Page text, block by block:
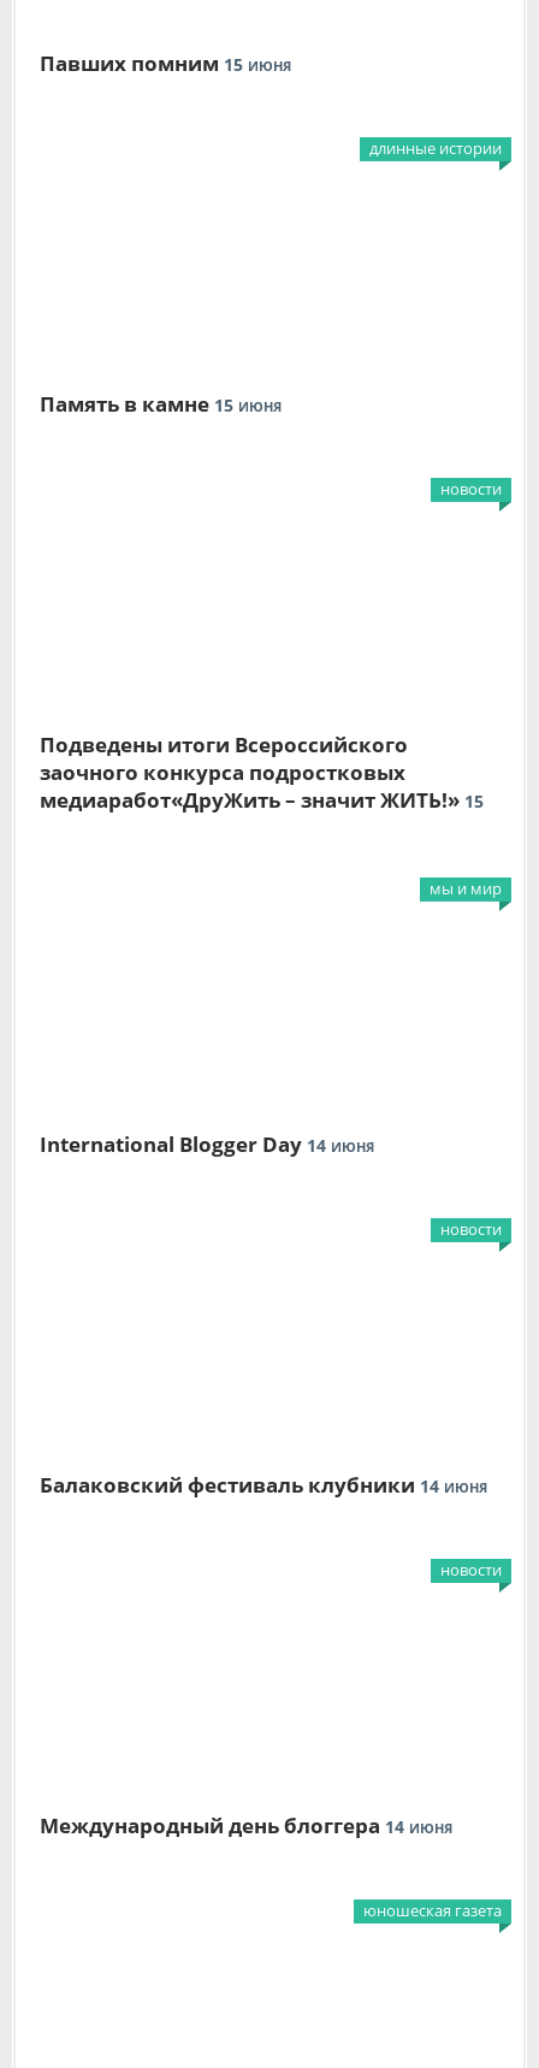
Павших помним 15 ИЮНЯ
длинные истории
Память в камне 15 ИЮНЯ
новости
Подведены итоги Всероссийского
заочного конкурса подростковых
медиаработ«ДруЖить – значит ЖИТЬ!» 15
мы и мир
International Blogger Day 14 ИЮНЯ
новости
Балаковский фестиваль клубники 14 ИЮНЯ
новости
Международный день блоггера 14 ИЮНЯ
юношеская газета